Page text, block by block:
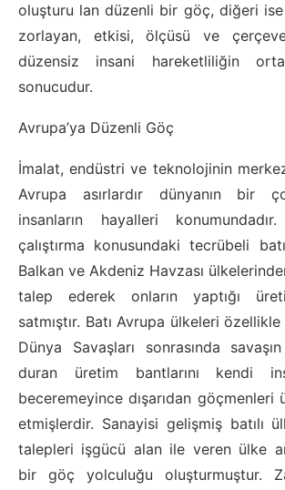
oluşturu lan düzenli bir göç, diğeri ise
zorlayan, etkisi, ölçüsü ve
düzensiz insani hareketliliğin
sonucudur.
Avrupa’ya Düzenli Göç
İmalat, endüstri ve teknolojinin
Avrupa asırlardır dünyanın bir
insanların hayalleri
çalıştırma konusundaki tecrübeli
Balkan ve Akdeniz Havzası
talep ederek onların yaptığı
satmıştır. Batı Avrupa ülkeleri
Dünya Savaşları sonrasında
duran üretim bantlarını kendi
beceremeyince dışarıdan göçmenleri
etmişlerdir. Sanayisi gelişmiş batılı
talepleri işgücü alan ile veren ülke
bir göç yolculuğu oluşturmuştur.